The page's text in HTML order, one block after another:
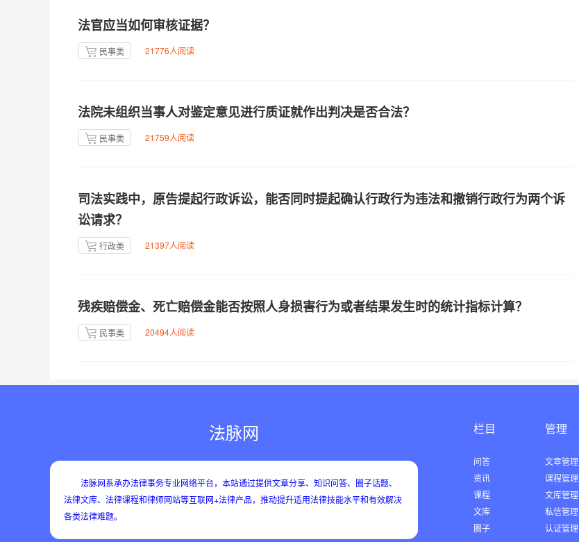
法官应当如何审核证据？
民事类 21776人阅读
法院未组织当事人对鉴定意见进行质证就作出判决是否合法？
民事类 21759人阅读
司法实践中，原告提起行政诉讼，能否同时提起确认行政行为违法和撤销行政行为两个诉
讼请求？
行政类 21397人阅读
残疾赔偿金、死亡赔偿金能否按照人身损害行为或者结果发生时的统计指标计算？
民事类 20494人阅读
法脉网
法脉网系承办法律事务专业网络平台，本站通过提供文章分享、知识问答、圈子话题、
法律文库、法律课程和律师网站等互联网+法律产品，推动提升适用法律技能水平和有效解决
各类法律难题。
栏目
问答
资讯
课程
文库
圈子
管理
文章管理
课程管理
文库管理
私信管理
认证管理